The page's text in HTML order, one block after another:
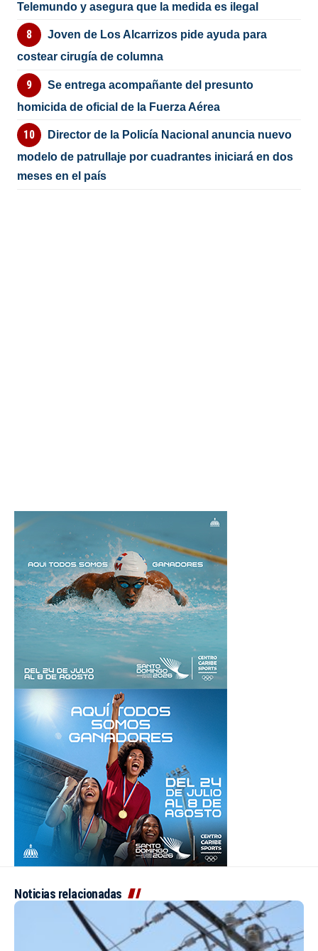
Telemundo y asegura que la medida es ilegal
Joven de Los Alcarrizos pide ayuda para
costear cirugía de columna
Se entrega acompañante del presunto
homicida de oficial de la Fuerza Aérea
Director de la Policía Nacional anuncia nuevo
modelo de patrullaje por cuadrantes iniciará en dos
meses en el país
Noticias relacionadas